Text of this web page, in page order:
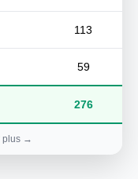
113
59
276